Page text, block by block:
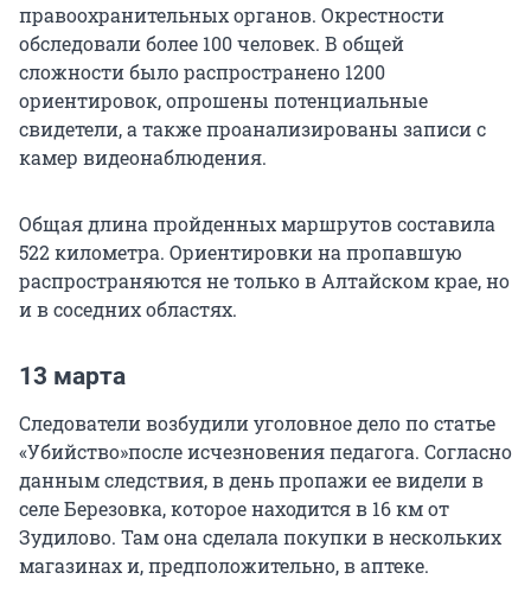
правоохранительных органов. Окрестности
обследовали более 100 человек. В общей
сложности было распространено 1200
ориентировок, опрошены потенциальные
свидетели, а также проанализированы записи с
камер видеонаблюдения.
Общая длина пройденных маршрутов составила
522 километра. Ориентировки на пропавшую
распространяются не только в Алтайском крае, но
и в соседних областях.
13 марта
Следователи возбудили уголовное дело по статье
«Убийство»после исчезновения педагога. Согласно
данным следствия, в день пропажи ее видели в
селе Березовка, которое находится в 16 км от
Зудилово. Там она сделала покупки в нескольких
магазинах и, предположительно, в аптеке.